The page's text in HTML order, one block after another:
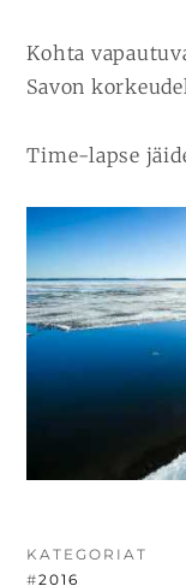
Kohta
Savon
Time-lapse
KATEGORIAT
#2016